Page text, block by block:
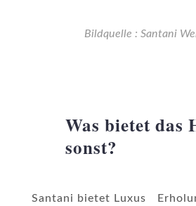
Bildquelle : Santani
Was bietet das
sonst?
Santani bietet Luxus